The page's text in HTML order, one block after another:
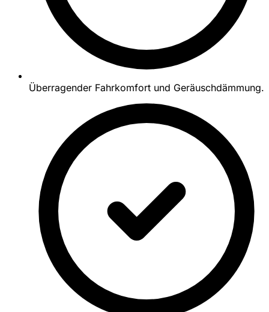
Überragender Fahrkomfort und Geräuschdämmung.